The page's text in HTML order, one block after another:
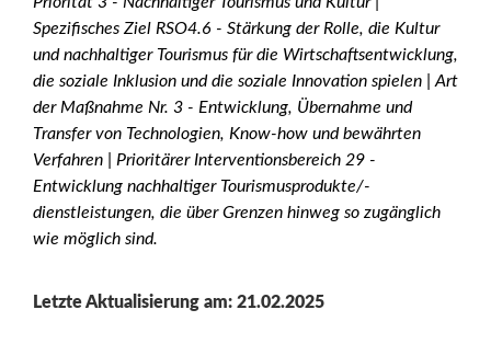
Spezifisches Ziel RSO4.6 - Stärkung der Rolle, die Kultur
und nachhaltiger Tourismus für die Wirtschaftsentwicklung,
die soziale Inklusion und die soziale Innovation spielen | Art
der Maßnahme Nr. 3 - Entwicklung, Übernahme und
Transfer von Technologien, Know-how und bewährten
Verfahren | Prioritärer Interventionsbereich 29 -
Entwicklung nachhaltiger Tourismusprodukte/-
dienstleistungen, die über Grenzen hinweg so zugänglich
wie möglich sind.
Letzte Aktualisierung am: 21.02.2025